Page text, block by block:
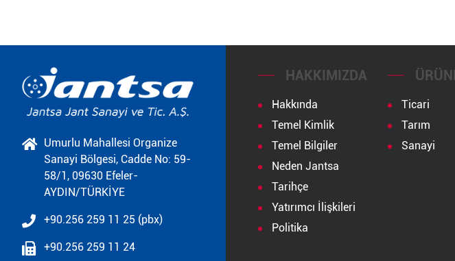
Umurlu Mahallesi Organize
Sanayi Bölgesi, Cadde No: 59-
58/1, 09630 Efeler-
AYDIN/TÜRKİYE
+90.256 259 11 25 (pbx)
+90.256 259 11 24
HAKKIMIZDA
Hakkında
Temel Kimlik
Temel Bilgiler
Neden Jantsa
Tarihçe
Yatırımcı İlişkileri
Politika
Ticari
Tarım
Sanayi